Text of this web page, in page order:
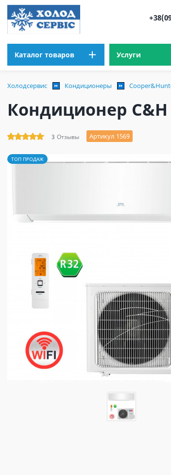
Каталог товаров Услуги
Холодсервис Кондиционеры
Кондиционер C&H
3 Отзывы Артикул 1569
ТОП ПРОДАЖ